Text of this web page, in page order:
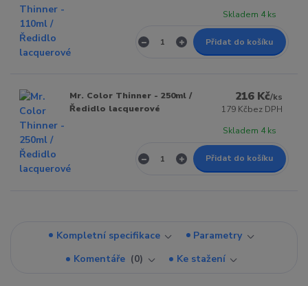
Skladem 4 ks
Přidat do košíku
Mr. Color Thinner - 250ml /
Ředidlo lacquerové
216 Kč/ks
179 Kčbez DPH
Skladem 4 ks
Přidat do košíku
Kompletní specifikace
Parametry
Komentáře
0 Ke stažení